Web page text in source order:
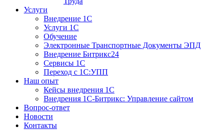
Услуги
Внедрение 1С
Услуги 1С
Обучение
Электронные Транспортные Документы ЭПД
Внедрение Битрикс24
Сервисы 1С
Переход с 1С:УПП
Наш опыт
Кейсы внедрения 1С
Внедрения 1С-Битрикс: Управление сайтом
Вопрос-ответ
Новости
Контакты